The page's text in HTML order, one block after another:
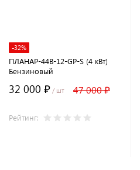
-32%
ПЛАНАР-44B-12-GP-S (4 кВт)
Бензиновый
32 000 ₽ / шт 47 000 ₽
Рейтинг: